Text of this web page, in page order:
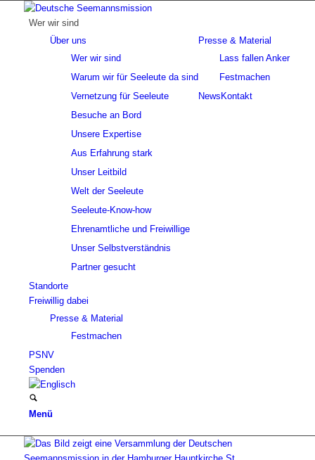
Wer wir sind
Über uns
Wer wir sind
Warum wir für Seeleute da sind
Vernetzung für Seeleute
Besuche an Bord
Unsere Expertise
Aus Erfahrung stark
Unser Leitbild
Welt der Seeleute
Seeleute-Know-how
Ehrenamtliche und Freiwillige
Unser Selbstverständnis
Partner gesucht
Presse & Material
Lass fallen Anker
Festmachen
News Kontakt
Standorte
Freiwillig dabei
Presse & Material
Festmachen
PSNV
Spenden
Menü